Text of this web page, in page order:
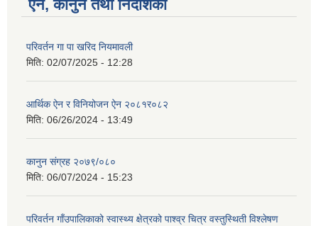
ऐन, कानुन तथा निर्देशिका
परिवर्तन गा पा खरिद नियमावली
मिति: 02/07/2025 - 12:28
आर्थिक ऐन र विनियोजन ऐन २०८१र०८२
मिति: 06/26/2024 - 13:49
कानुन संग्रह २०७९/०८०
मिति: 06/07/2024 - 15:23
परिवर्तन गाँउपालिकाको स्वास्थ्य क्षेत्रको पाश्व्र चित्र वस्तुस्थिती विश्लेषण